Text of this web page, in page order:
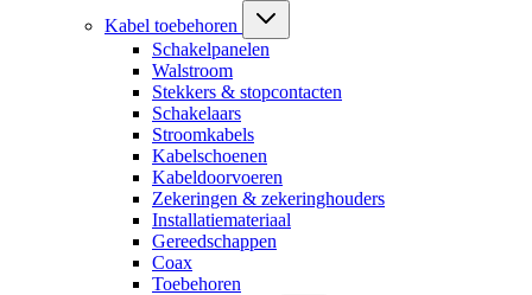
Kabel toebehoren
Schakelpanelen
Walstroom
Stekkers & stopcontacten
Schakelaars
Stroomkabels
Kabelschoenen
Kabeldoorvoeren
Zekeringen & zekeringhouders
Installatiemateriaal
Gereedschappen
Coax
Toebehoren